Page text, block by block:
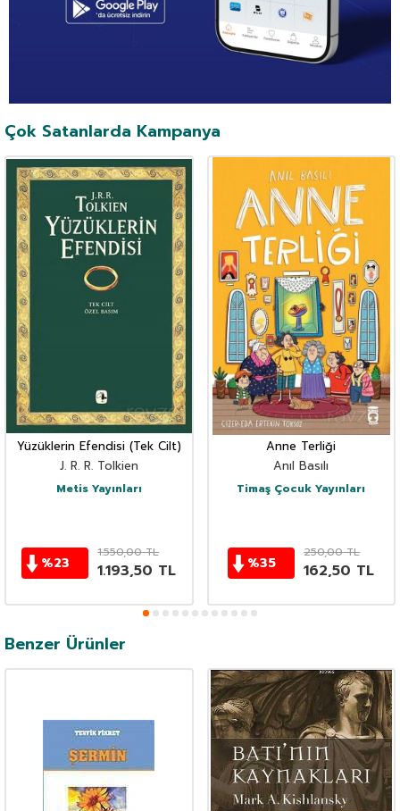
Çok Satanlarda Kampanya
Yüzüklerin Efendisi (Tek Cilt)
J. R. R. Tolkien
Metis Yayınları
%23
1.550,00TL
1.193,50 TL
Anne Terliği
Anıl Basılı
Timaş Çocuk Yayınları
%35
250,00TL
162,50 TL
Benzer Ürünler